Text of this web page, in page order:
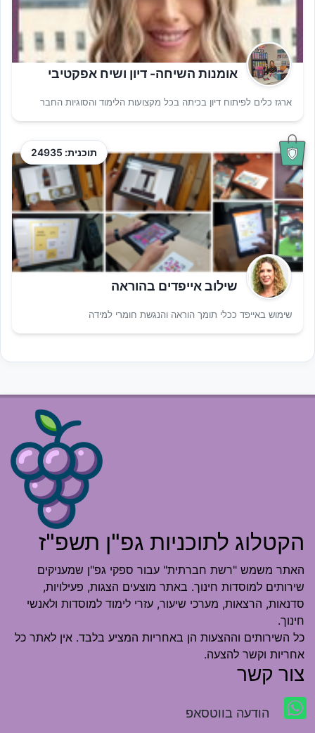
אומנות השיחה- דיון ושיח אפקטיבי
ארגז כלים לפיתוח דיון בכיתה בכל מקצועות הלימוד והסוגיות החבר
תוכנית: 24935
שילוב אייפדים בהוראה
שימוש באייפד ככלי תומך הוראה והנגשת חומרי למידה
הקטלוג לתוכניות גפ"ן תשפ"ז
האתר משמש "רשת חברתית" עבור ספקי גפ"ן שמעניקים
שירותים למוסדות חינוך. באתר מוצעים הצגות, פעילויות,
סדנאות, הרצאות, מערכי שיעור, עזרי לימוד למוסדות ולאנשי
חינוך.
כל השירותים וההצעות הן באחריות המציע בלבד. אין לאתר כל
אחריות וקשר להצעה.
צור קשר
הודעה בווטסאפ